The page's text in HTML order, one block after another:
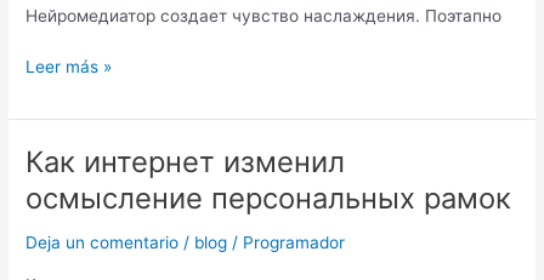
Нейромедиатор создает чувство наслаждения. Поэтапно
Leer más »
Как интернет изменил
осмысление персональных рамок
Deja un comentario / blog / Programador
Как
изменил
осмысление